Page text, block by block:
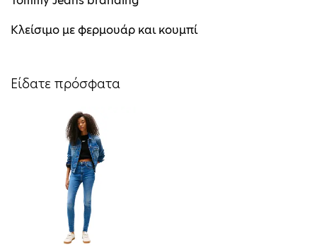
Kλείσιμο με φερμουάρ και κουμπί
Είδατε πρόσφατα